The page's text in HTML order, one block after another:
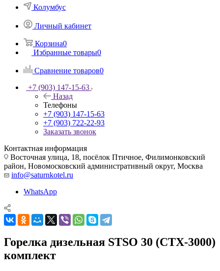
Колумбус
Личный кабинет
Корзина0
Избранные товары0
Сравнение товаров0
+7 (903) 147-15-63
Назад
Телефоны
+7 (903) 147-15-63
+7 (903) 722-22-93
Заказать звонок
Контактная информация
Восточная улица, 18, посёлок Птичное, Филимонковский
район, Новомосковский административный округ, Москва
info@saturnkotel.ru
WhatsApp
Горелка дизельная STSO 30 (CTX-3000)
комплект